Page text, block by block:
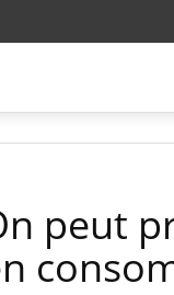
peut